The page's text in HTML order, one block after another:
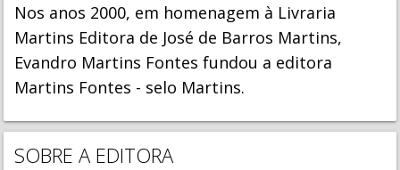
Nos anos 2000, em homenagem à Livraria
Martins Editora de José de Barros Martins,
Evandro Martins Fontes fundou a editora
Martins Fontes - selo Martins.
SOBRE A EDITORA